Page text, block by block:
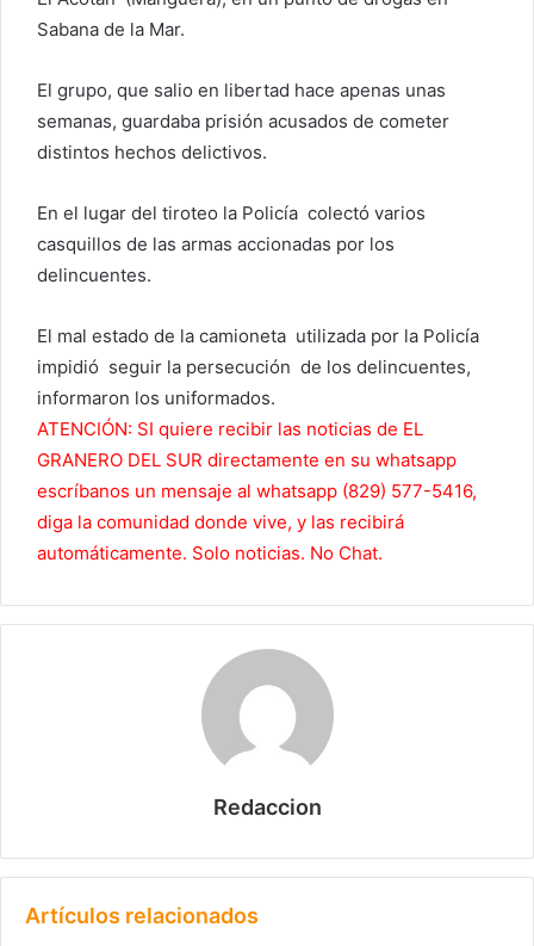
Sabana de la Mar.
El grupo, que salio en libertad hace apenas unas
semanas, guardaba prisión acusados de cometer
distintos hechos delictivos.
En el lugar del tiroteo la Policía colectó varios
casquillos de las armas accionadas por los
delincuentes.
El mal estado de la camioneta utilizada por la Policía
impidió seguir la persecución de los delincuentes,
informaron los uniformados.
ATENCIÓN: SI quiere recibir las noticias de EL
GRANERO DEL SUR directamente en su whatsapp
escríbanos un mensaje al whatsapp (829) 577-5416,
diga la comunidad donde vive, y las recibirá
automáticamente. Solo noticias. No Chat.
Redaccion
Artículos relacionados